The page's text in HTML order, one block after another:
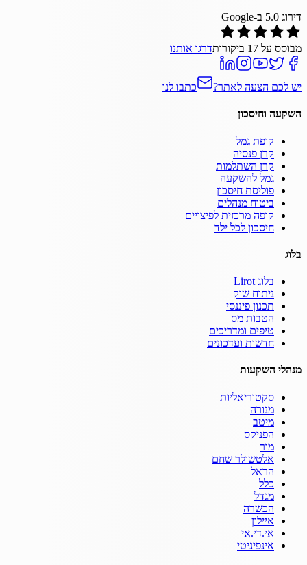
דירוג 5.0 ב-Google
מבוסס על 17 ביקורותדרגו אותנו
יש לכם הצעה לאתר? כתבו לנו
השקעה וחיסכון
קופת גמל
קרן פנסיה
קרן השתלמות
גמל להשקעה
פוליסת חיסכון
ביטוח מנהלים
קופה מרכזית לפיצויים
חיסכון לכל ילד
בלוג
בלוג Lirot
ניתוח שוק
תכנון פיננסי
הטבות מס
טיפים ומדריכים
חדשות ועדכונים
מנהלי השקעות
סקטוריאליות
מנורה
מיטב
הפניקס
מור
אלטשולר שחם
הראל
כלל
מגדל
הכשרה
איילון
אי.די.אי
אינפיניטי